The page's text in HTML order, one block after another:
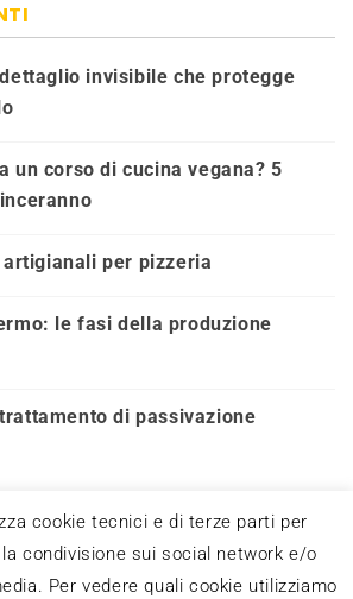
invisibile che protegge
un corso di cucina vegana? 5
artigianali per pizzeria
le fasi della produzione
di passivazione
cookie tecnici e di terze parti per
condivisione sui social network e/o
Per vedere quali cookie utilizziamo